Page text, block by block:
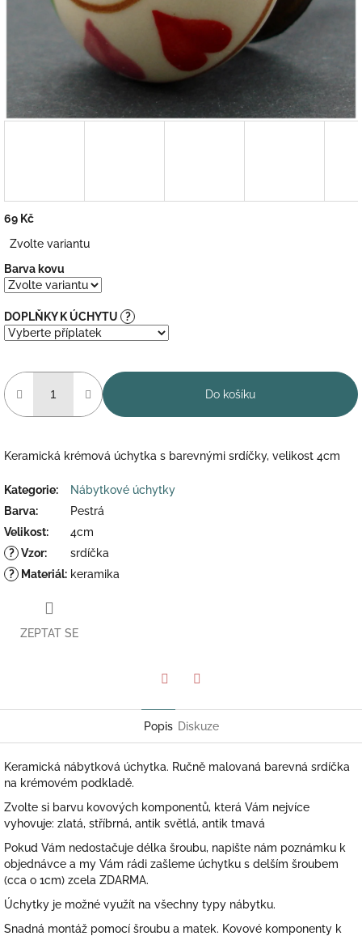
69 Kč
cena:
Zvolte variantu
Barva kovu
DOPLŇKY K ÚCHYTU ?
Do košíku
Keramická krémová úchytka s barevnými srdíčky, velikost 4cm
Kategorie:
Nábytkové úchytky
Barva:
Pestrá
Velikost:
4cm
? Vzor:
srdíčka
?
Materiál: keramika
ZEPTAT SE
Popis Diskuze
Keramická nábytková úchytka. Ručně malovaná barevná srdíčka
na krémovém podkladě.
Zvolte si barvu kovových komponentů, která Vám nejvíce
vyhovuje: zlatá, stříbrná, antik světlá, antik tmavá
Pokud Vám nedostačuje délka šroubu, napište nám poznámku k
objednávce a my Vám rádi zašleme úchytku s delším šroubem
(cca o 1cm) zcela ZDARMA.
Úchytky je možné využít na všechny typy nábytku.
Snadná montáž pomocí šroubu a matek. Kovové komponenty k